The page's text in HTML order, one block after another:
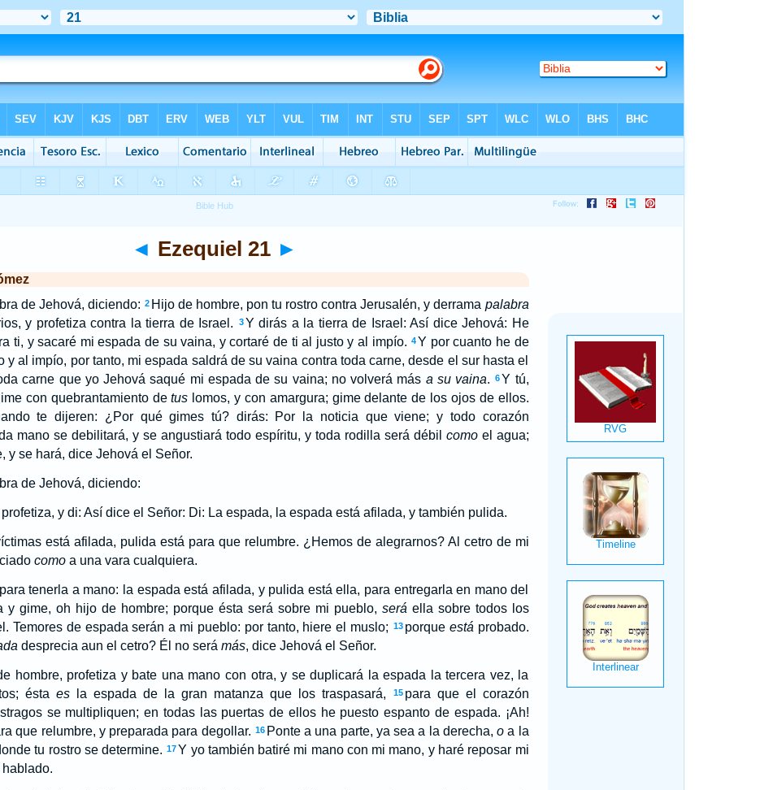
◄ Ezequiel 21 ►
de Jehová, diciendo: 2 Hijo de hombre, pon tu rostro contra Jerusalén, y derrama palabra
y profetiza contra la tierra de Israel.
3 Y dirás a la tierra de Israel: Así dice Jehová: He
ti, y sacaré mi espada de su vaina, y cortaré de ti al justo y al impío. 4Y por cuanto he de
y al impío, por tanto, mi espada saldrá de su vaina contra toda carne, desde el sur hasta el
carne que yo Jehová saqué mi espada de su vaina; no volverá más a su vaina. 6Y tú,
con quebrantamiento detus lomos, y con amargura; gime delante de los ojos de ellos.
te dijeren: ¿Por qué gimes tú? dirás: Por la noticia que viene; y todo corazón
mano se debilitará, y se angustiará todo espíritu, y toda rodilla será débil comoel agua;
y se hará, dice Jehová el Señor.
de Jehová, diciendo:
y di: Así dice el Señor: Di: La espada, la espada está afilada, y también pulida.
está afilada, pulida está para que relumbre. ¿Hemos de alegrarnos? Al cetro de mi
comoa una vara cualquiera.
tenerla a mano: la espada está afilada, y pulida está ella, para entregarla en mano del
y gime, oh hijo de hombre; porque ésta será sobre mi pueblo, será ella sobre todos los
Temores de espada serán a mi pueblo: por tanto, hiere el muslo; 13 porque está probado.
desprecia aun el cetro? Él no será más, dice Jehová el Señor.
hombre, profetiza y bate una mano con otra, y se duplicará la espada la tercera vez, la
éstaes la espada de la gran matanza que los traspasará, 15 para que el corazón
se multipliquen; en todas las puertas de ellos he puesto espanto de espada. ¡Ah!
que relumbre, y preparada para degollar. 16 Ponte a una parte, ya sea a la derecha, o a la
tu rostro se determine. 17Y yo también batiré mi mano con mi mano, y haré reposar mi